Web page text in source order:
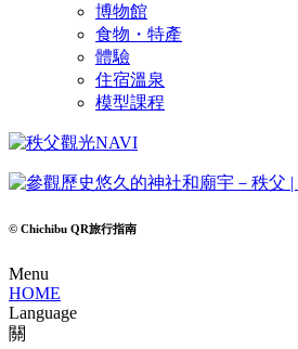
博物館
食物・特產
體驗
住宿溫泉
模型課程
© Chichibu QR旅行指南
Menu
HOME
Language
關